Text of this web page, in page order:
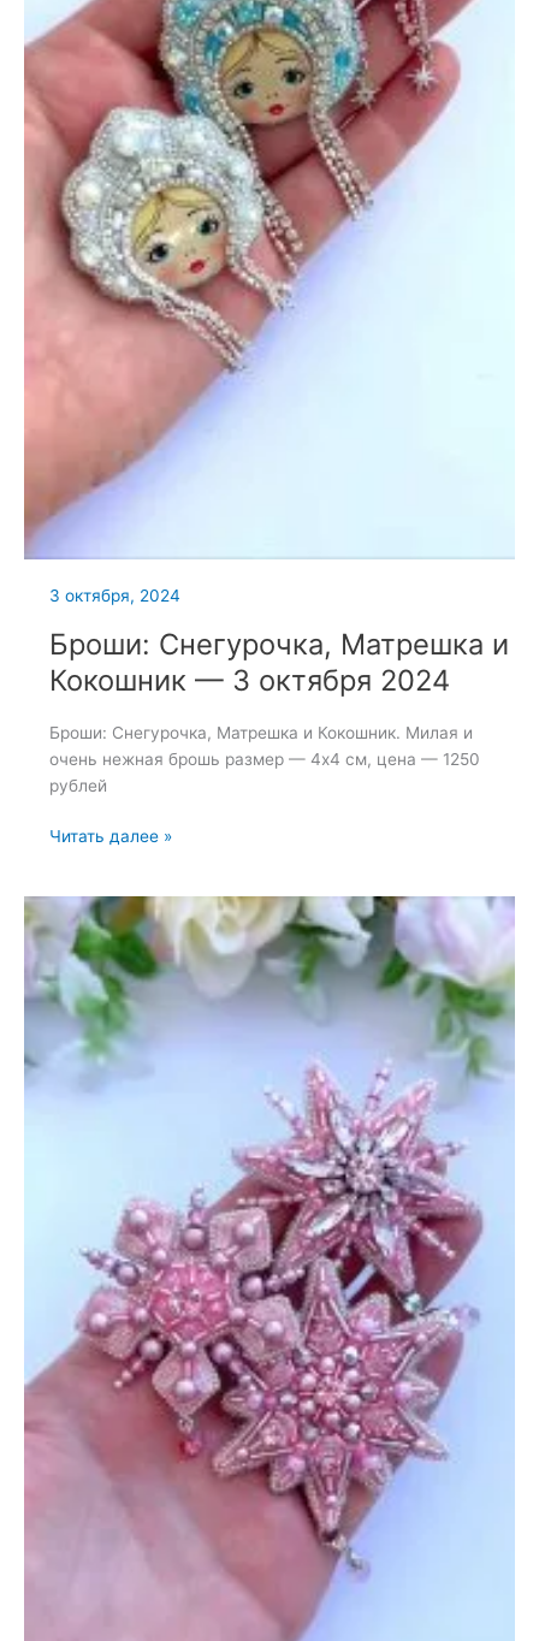
3 октября, 2024
Броши: Снегурочка, Матрешка и
Кокошник — 3 октября 2024
Броши: Снегурочка, Матрешка и Кокошник. Милая и
очень нежная брошь размер — 4х4 см, цена — 1250
рублей
Броши:
Кокошник
—
3
октября
2024
Читать далее »